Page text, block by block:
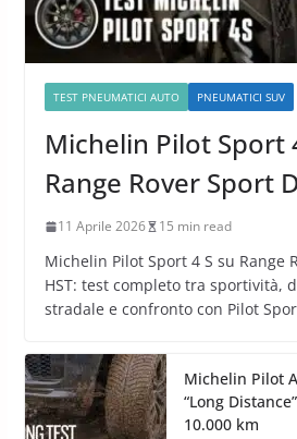
TEST PNEUMATICI AUTO PNEUMATICI SUV
Michelin Pilot Sport
Range Rover Sport
11 Aprile 2026 15 min read
Michelin Pilot Sport 4 S su Range
HST: test completo tra sportività,
stradale e confronto con Pilot
Michelin Pilot
“Long
10.000 km